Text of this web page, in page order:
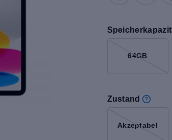
64GB
Zustand
Akzeptabel